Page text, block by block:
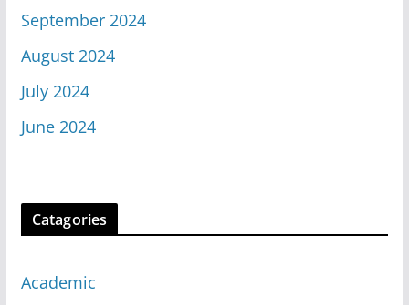
September 2024
August 2024
July 2024
June 2024
Catagories
Academic